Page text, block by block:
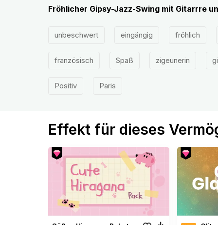
Fröhlicher Gipsy-Jazz-Swing mit Gitarrre
unbeschwert eingängig fröhlich
französisch Spaß zigeunerin
Positiv Paris
Effekt für dieses